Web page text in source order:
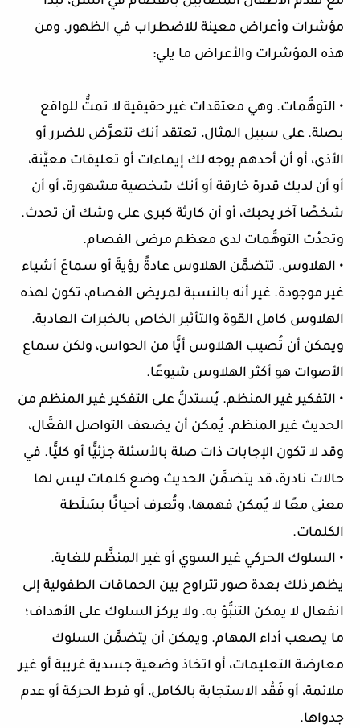
مؤشرات وأعراض معينة للاضطراب في الظهور. ومن
هذه المؤشرات والأعراض ما يلي:
• التوهُّمات. وهي معتقدات غير حقيقية لا تمتُّ للواقع
بصلة. على سبيل المثال، تعتقد أنك تتعرَّض للضرر أو
الأذى، أو أن أحدهم يوجه لك إيماءات أو تعليقات معيَّنة،
أو أن لديك قدرة خارقة أو أنك شخصية مشهورة، أو أن
شخصًا آخر يحبك، أو أن كارثة كبرى على وشك أن تحدث.
وتحدُث التوهُّمات لدى معظم مرضى الفصام.
• الهلاوس. تتضمَّن الهلاوس عادةً رؤيةَ أو سماعَ أشياء
غير موجودة. غير أنه بالنسبة لمريض الفصام، تكون لهذه
الهلاوس كامل القوة والتأثير الخاص بالخبرات العادية.
ويمكن أن تُصيب الهلاوس أيًّا من الحواس، ولكن سماع
الأصوات هو أكثر الهلاوس شيوعًا.
• التفكير غير المنظم. يُستدلُّ على التفكير غير المنظم من
الحديث غير المنظم. يُمكن أن يضعف التواصل الفعَّال،
وقد لا تكون الإجابات ذات صلة بالأسئلة جزئيًّا أو كليًّا. في
حالات نادرة، قد يتضمَّن الحديث وضع كلمات ليس لها
معنى معًا لا يُمكن فهمها، وتُعرف أحيانًا بسَلَطة
الكلمات.
• السلوك الحركي غير السوي أو غير المنظَّم للغاية.
يظهر ذلك بعدة صور تتراوح بين الحماقات الطفولية إلى
انفعال لا يمكن التنبُّؤ به. ولا يركز السلوك على الأهداف؛
ما يصعب أداء المهام. ويمكن أن يتضمَّن السلوك
معارضة التعليمات، أو اتخاذ وضعية جسدية غريبة أو غير
ملائمة، أو فَقْد الاستجابة بالكامل، أو فرط الحركة أو عدم
جدواها.